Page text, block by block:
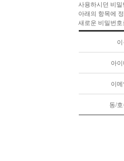
사용하시던 비
아래의 항목에
새로운 비밀번
아
이
동/